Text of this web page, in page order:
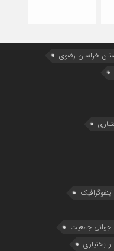
خراسان رضوي
اینفوگرافیک
جوانی جمعیت
بختیاری